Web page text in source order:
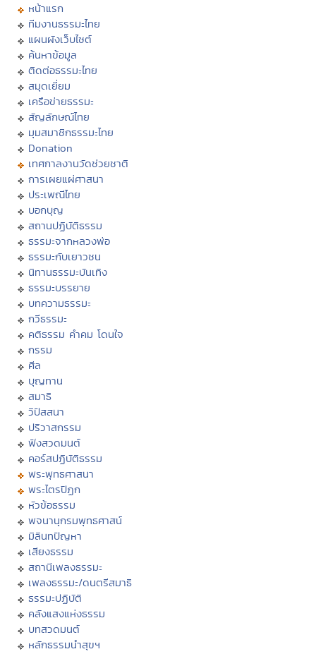
หน้าแรก
ทีมงานธรรมะไทย
แผนผังเว็บไซต์
ค้นหาข้อมูล
ติดต่อธรรมะไทย
สมุดเยี่ยม
เครือข่ายธรรมะ
สัญลักษณ์ไทย
มุมสมาชิกธรรมะไทย
Donation
เทศกาลงานวัดช่วยชาติ
การเผยแผ่ศาสนา
ประเพณีไทย
บอกบุญ
สถานปฏิบัติธรรม
ธรรมะจากหลวงพ่อ
ธรรมะกับเยาวชน
นิทานธรรมะบันเทิง
ธรรมะบรรยาย
บทความธรรมะ
กวีธรรมะ
คติธรรม คำคม โดนใจ
กรรม
ศีล
บุญทาน
สมาธิ
วิปัสสนา
ปริวาสกรรม
ฟังสวดมนต์
คอร์สปฏิบัติธรรม
พระพุทธศาสนา
พระไตรปิฏก
หัวข้อธรรม
พจนานุกรมพุทธศาสน์
มิลินทปัญหา
เสียงธรรม
สถานีเพลงธรรมะ
เพลงธรรมะ/ดนตรีสมาธิ
ธรรมะปฏิบัติ
คลังแสงแห่งธรรม
บทสวดมนต์
หลักธรรมนำสุขฯ